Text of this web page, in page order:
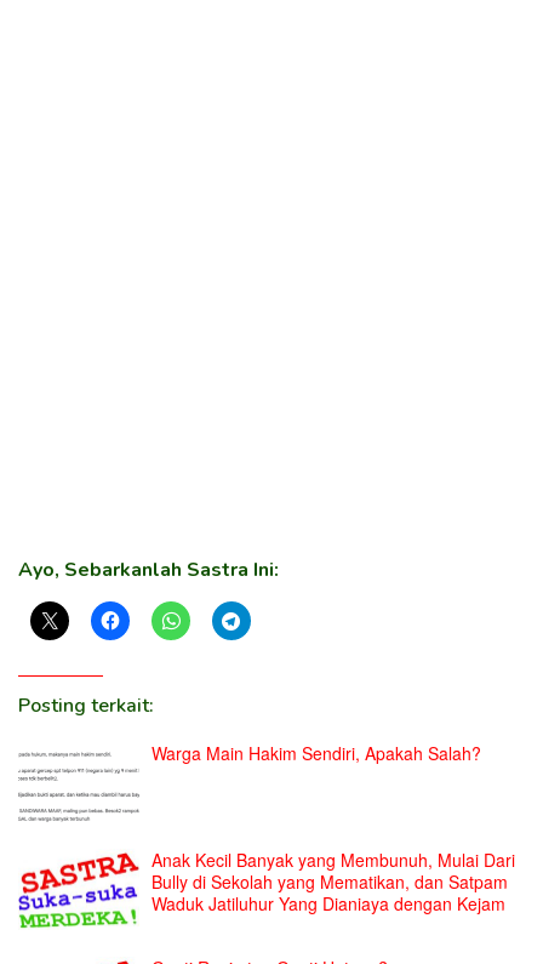
Ayo, Sebarkanlah Sastra Ini:
Posting terkait:
Warga Main Hakim Sendiri, Apakah Salah?
Anak Kecil Banyak yang Membunuh, Mulai Dari
Bully di Sekolah yang Mematikan, dan Satpam
Waduk Jatiluhur Yang Dianiaya dengan Kejam